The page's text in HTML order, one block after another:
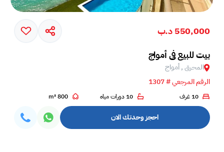
550,000 د.ب
بيت للبيع في أمواج
المحرق , أمواج
الرقم المرجعي # 1307
10 غرف 10 دورات مياه 800 m²
احجز وحدتك الان